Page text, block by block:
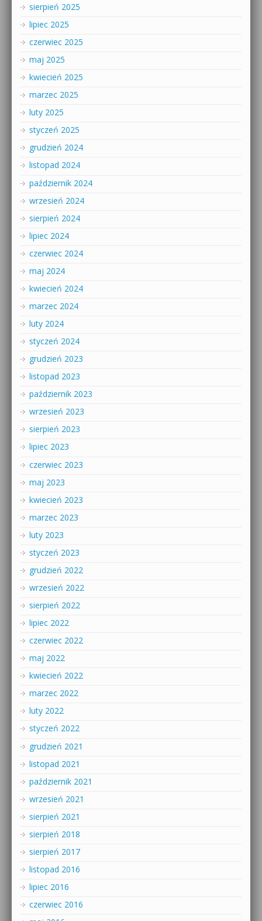
sierpień 2025
lipiec 2025
czerwiec 2025
maj 2025
kwiecień 2025
marzec 2025
luty 2025
styczeń 2025
grudzień 2024
listopad 2024
październik 2024
wrzesień 2024
sierpień 2024
lipiec 2024
czerwiec 2024
maj 2024
kwiecień 2024
marzec 2024
luty 2024
styczeń 2024
grudzień 2023
listopad 2023
październik 2023
wrzesień 2023
sierpień 2023
lipiec 2023
czerwiec 2023
maj 2023
kwiecień 2023
marzec 2023
luty 2023
styczeń 2023
grudzień 2022
wrzesień 2022
sierpień 2022
lipiec 2022
czerwiec 2022
maj 2022
kwiecień 2022
marzec 2022
luty 2022
styczeń 2022
grudzień 2021
listopad 2021
październik 2021
wrzesień 2021
sierpień 2021
sierpień 2018
sierpień 2017
listopad 2016
lipiec 2016
czerwiec 2016